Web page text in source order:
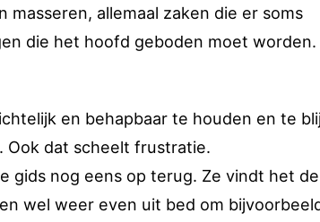
allemaal zaken die er soms
die het hoofd geboden moet worden.
en behapbaar te houden en te
Ook dat scheelt frustratie.
gids nog eens op terug. Ze vindt het de
wel weer even uit bed om